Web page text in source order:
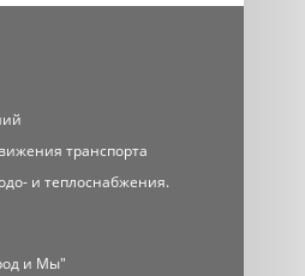
транспорта
и теплоснабжения.
и Мы"